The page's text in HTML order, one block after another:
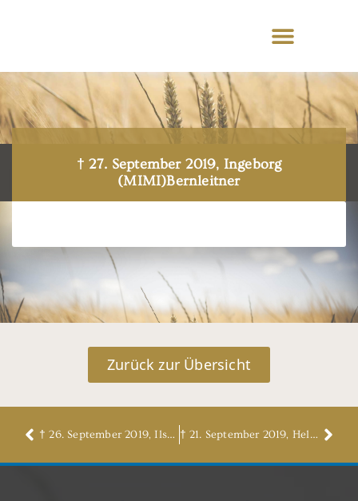
† 27. September 2019, Ingeborg
(MIMI)Bernleitner
Zurück zur Übersicht
† 26. September 2019, Ilse Putensen, geb. Petersen † 21. September 2019, Helmut Otto